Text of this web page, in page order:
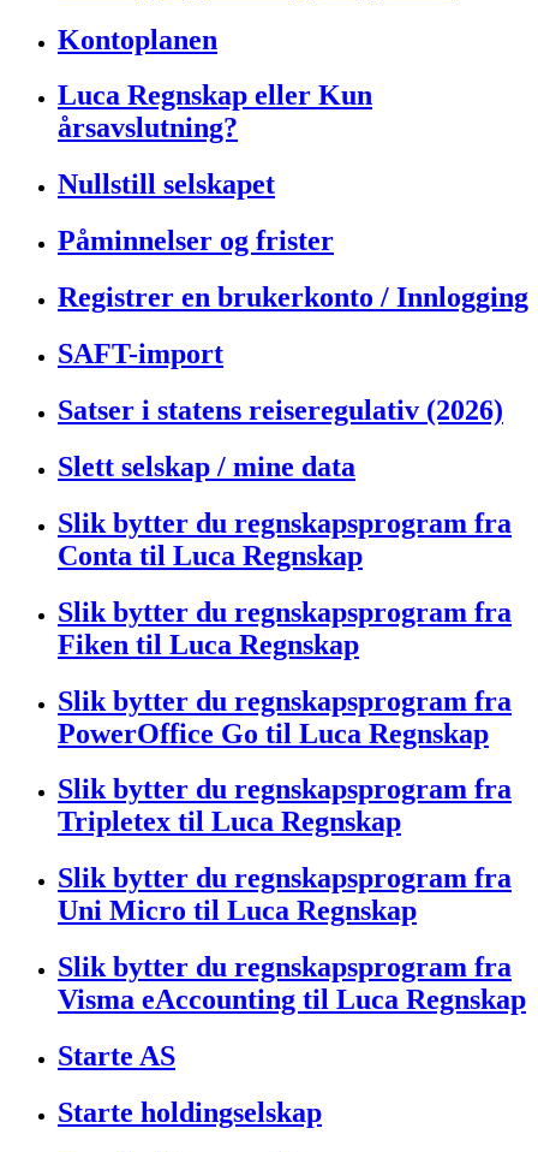
Kontoplanen
Luca Regnskap eller Kun
årsavslutning?
Nullstill selskapet
Påminnelser og frister
Registrer en brukerkonto / Innlogging
SAFT-import
Satser i statens reiseregulativ (2026)
Slett selskap / mine data
Slik bytter du regnskapsprogram fra
Conta til Luca Regnskap
Slik bytter du regnskapsprogram fra
Fiken til Luca Regnskap
Slik bytter du regnskapsprogram fra
PowerOffice Go til Luca Regnskap
Slik bytter du regnskapsprogram fra
Tripletex til Luca Regnskap
Slik bytter du regnskapsprogram fra
Uni Micro til Luca Regnskap
Slik bytter du regnskapsprogram fra
Visma eAccounting til Luca Regnskap
Starte AS
Starte holdingselskap